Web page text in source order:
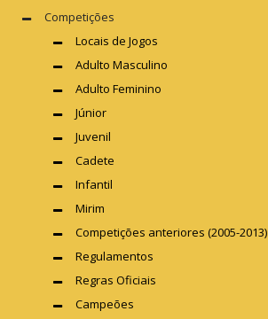
Competições
Locais de Jogos
Adulto Masculino
Adulto Feminino
Júnior
Juvenil
Cadete
Infantil
Mirim
Competições anteriores (2005-2013)
Regulamentos
Regras Oficiais
Campeões